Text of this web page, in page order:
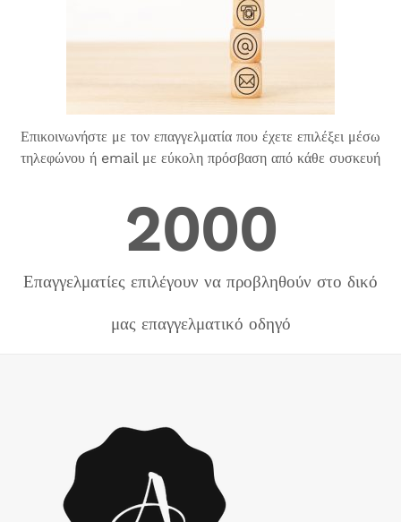
Επικοινωνήστε με τον επαγγελματία που έχετε επιλέξει μέσω
τηλεφώνου ή email με εύκολη πρόσβαση από κάθε συσκευή
2000
Επαγγελματίες επιλέγουν να προβληθούν στο δικό
μας επαγγελματικό οδηγό